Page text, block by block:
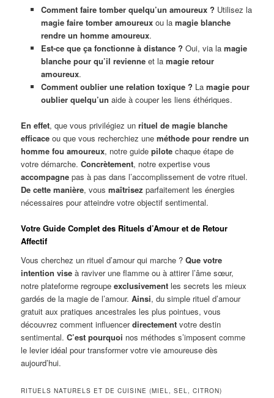
Comment faire tomber quelqu’un amoureux ? Utilisez la
magie faire tomber amoureuxou la magie blanche
rendre un homme amoureux.
Est-ce que ça fonctionne à distance ? Oui, via la magie
blanche pour qu’il revienneet la magie retour
amoureux.
Comment oublier une relation toxique ? La magie pour
oublier quelqu’un aide à couper les liens éthériques.
En effet, que vous privilégiez unrituel de magie blanche
efficace ou que vous recherchiez uneméthode pour rendre un
homme fou amoureux, notre guidepilote chaque étape de
votre démarche.Concrètement, notre expertise vous
accompagne pas à pas dans l’accomplissement de votre rituel.
De cette manière, vousmaîtrisez parfaitement les énergies
nécessaires pour atteindre votre objectif sentimental.
Votre Guide Complet des Rituels d’Amour et de Retour
Affectif
Vous cherchez un rituel d’amour qui marche ?Que votre
intention vise à raviver une flamme ou à attirer l’âme sœur,
notre plateforme regroupeexclusivement les secrets les mieux
gardés de la magie de l’amour.Ainsi, du simple rituel d’amour
gratuit aux pratiques ancestrales les plus pointues, vous
découvrez comment influencerdirectement votre destin
sentimental.C’est pourquoi nos méthodes s’imposent comme
le levier idéal pour transformer votre vie amoureuse dès
aujourd’hui.
RITUELS NATURELS ET DE CUISINE (MIEL, SEL, CITRON)